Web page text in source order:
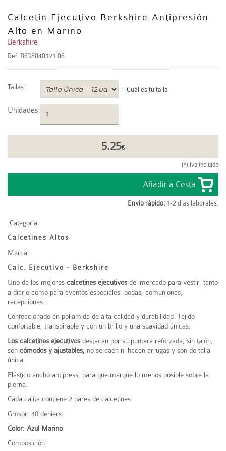
Calcetín Ejecutivo Berkshire Antipresión
Alto en Marino
Berkshire
Ref. B638040121 06
Tallas: - Cuál es tu talla
Unidades:
5.25€
(*) Iva incluido
Envío rápido: 1-2 días laborales.
Categoría:
Calcetines Altos
Marca:
Calc. Ejecutivo - Berkshire
Uno de los mejores calcetines ejecutivos del mercado para vestir, tanto
a diario como para eventos especiales: bodas, comuniones,
recepciones...
Confeccionado en poliamida de alta calidad y durabilidad. Tejido
confortable, transpirable y con un brillo y una suavidad únicas.
Los calcetines ejecutivos destacan por su puntera reforzada, sin talón,
son cómodos y ajustables, no se caen ni hacen arrugas y son de talla
única.
Elástico ancho antipress, para que marque lo menos posible sobre la
pierna.
Cada cajita contiene 2 pares de calcetines.
Grosor: 40 deniers.
Color: Azul Marino
Composición: